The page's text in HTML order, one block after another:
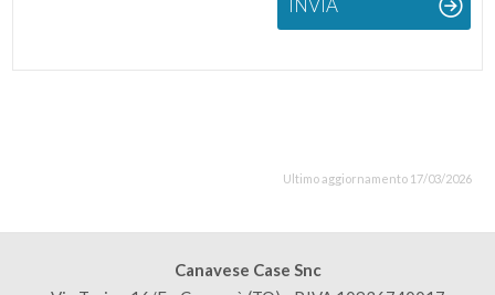
INVIA
Ultimo aggiornamento 17/03/2026
Canavese Case Snc